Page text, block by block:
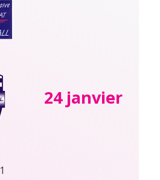
24 janvier